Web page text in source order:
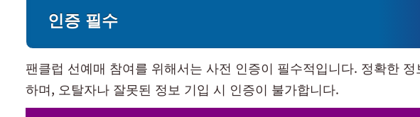
인증 필수
팬클럽 선예매 참여를 위해서는 사전 인증이 필수적입니다. 정확한
하며, 오탈자나 잘못된 정보 기입 시 인증이 불가합니다.